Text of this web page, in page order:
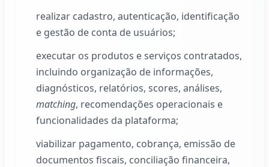
realizar cadastro, autenticação, identificação
e gestão de conta de usuários;
executar os produtos e serviços contratados,
incluindo organização de informações,
diagnósticos, relatórios, scores, análises,
matching, recomendações operacionais e
funcionalidades da plataforma;
viabilizar pagamento, cobrança, emissão de
documentos fiscais, conciliação financeira,